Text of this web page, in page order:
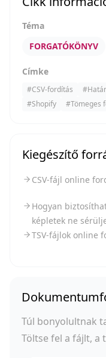
Téma
FORGATÓKÖNYV
Címke
#CSV-fordítás #
#Shopify #Tömeges
Kiegészítő
CSV-fájl online
Hogyan
képletek ne
TSV-fájlok online
Túl bonyolultnak
Töltse fel a fájlt, a